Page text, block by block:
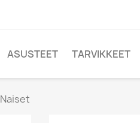
ASUSTEET TARVIKKEET
Naiset